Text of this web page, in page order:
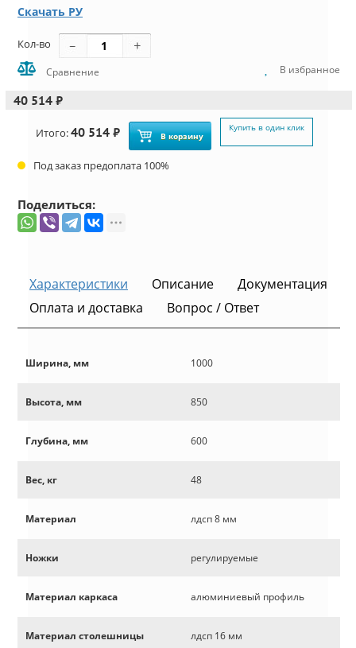
Скачать РУ
Кол-во
Сравнение В избранное
40 514 ₽
Итого:40 514 ₽ В корзину
Купить в один клик
Под заказ предоплата 100%
Поделиться:
Характеристики Описание
Документация
Оплата и доставка
Вопрос / Ответ
Ширина, мм 1000
Высота, мм 850
Глубина, мм 600
Вес, кг 48
Материал лдсп 8 мм
Ножки регулируемые
Материал каркаса алюминиевый профиль
Материал столешницы лдсп 16 мм